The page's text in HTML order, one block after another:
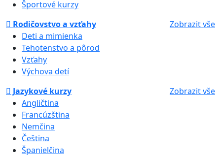
Športové kurzy
Rodičovstvo a vzťahy
Zobrazit vše
Deti a mimienka
Tehotenstvo a pôrod
Vzťahy
Výchova detí
Jazykové kurzy
Zobrazit vše
Angličtina
Francúzština
Nemčina
Čeština
Španielčina